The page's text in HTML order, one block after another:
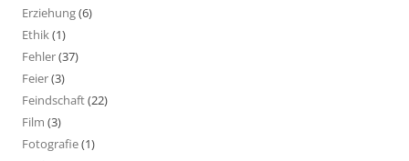
Erziehung(6)
Ethik(1)
Fehler(37)
Feier(3)
Feindschaft(22)
Film (3)
Fotografie(1)